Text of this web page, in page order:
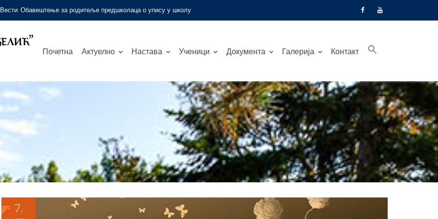
Вести: Обавештење за родитеље предшколаца о упису у школу
Почетна Актуелно Настава Ученици Документа Галерија Контакт
7.